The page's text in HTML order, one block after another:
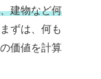
建物など何
ずは、何も
価値を計算